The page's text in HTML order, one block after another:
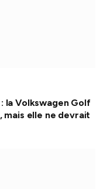
la Volkswagen Golf
mais elle ne devrait